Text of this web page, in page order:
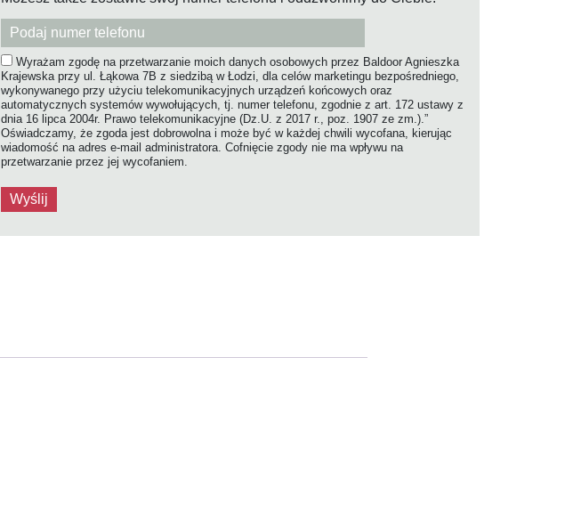
Wyrażam zgodę na przetwarzanie moich danych osobowych przez Baldoor Agnieszka
Krajewska przy ul. Łąkowa 7B z siedzibą w Łodzi, dla celów marketingu bezpośredniego,
wykonywanego przy użyciu telekomunikacyjnych urządzeń końcowych oraz
automatycznych systemów wywołujących, tj. numer telefonu, zgodnie z art. 172 ustawy z
dnia 16 lipca 2004r. Prawo telekomunikacyjne (Dz.U. z 2017 r., poz. 1907 ze zm.).”
Oświadczamy, że zgoda jest dobrowolna i może być w każdej chwili wycofana, kierując
wiadomość na adres e-mail administratora. Cofnięcie zgody nie ma wpływu na
przetwarzanie przez jej wycofaniem.